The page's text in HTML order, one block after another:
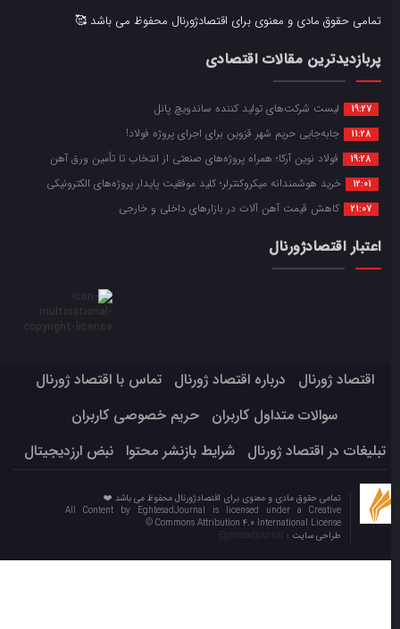
تمامی حقوق مادی و معنوی برای اقتصادژورنال محفوظ می باشد 🥰
پربازدیدترین مقالات اقتصادی
19:27 لیست شرکت‌های تولید کننده ساندویچ پانل
11:28 جابه‌جایی حریم شهر قزوین برای اجرای پروژه فولاد!
19:28 فولاد نوین آرکا؛ همراه پروژه‌های صنعتی از انتخاب تا تأمین ورق آهن
12:01 خرید هوشمندانه میکروکنترلر؛ کلید موفقیت پایدار پروژه‌های الکترونیکی
21:07 کاهش قیمت آهن آلات در بازارهای داخلی و خارجی
اعتبار اقتصادژورنال
اقتصاد ژورنال درباره اقتصاد ژورنال
تماس با اقتصاد ژورنال
سوالات متداول کاربران
حریم خصوصی کاربران
تبلیغات در اقتصاد ژورنال
شرایط بازنشر محتوا نبض ارزدیجیتال
تمامی حقوق مادی و معنوی برای اقتصادژورنال محفوظ می باشد ❤️
All Content by EghtesadJournal is licensed under a Creative
Commons Attribution 4.0 International License ©️
طراحی سایت :Eghtesadjournal